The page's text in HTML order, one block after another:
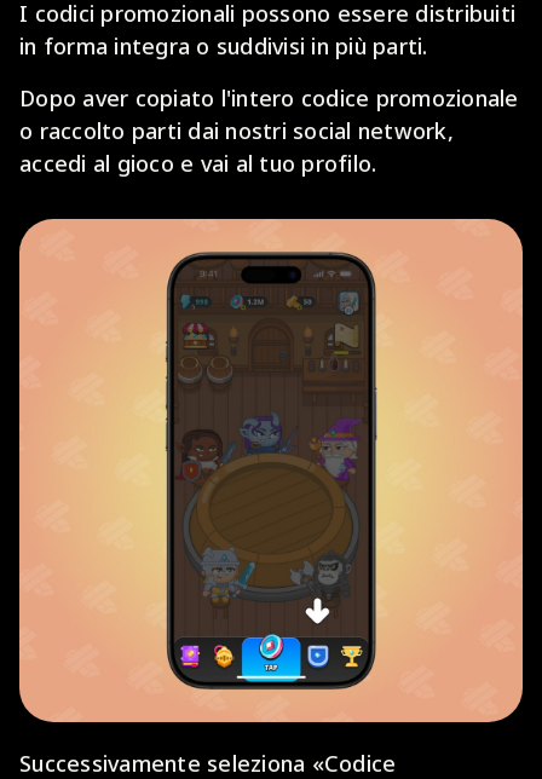
I codici promozionali possono essere distribuiti
in forma integra o suddivisi in più parti.
Dopo aver copiato l'intero codice promozionale
o raccolto parti dai nostri social network,
accedi al gioco e vai al tuo profilo.
Successivamente seleziona «Codice